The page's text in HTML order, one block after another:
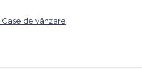
de vânzare